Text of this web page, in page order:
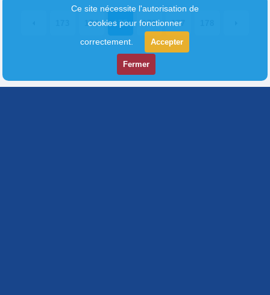
174 175 176 177
Ce site nécessite l'autorisation de
cookies pour fonctionner
correctement.
Accepter
Fermer